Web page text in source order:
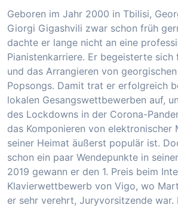
Geboren im Jahr 2000 in Tbilisi,
Giorgi Gigashvili zwar schon früh
dachte er lange nicht an eine
Pianistenkarriere. Er begeisterte sich
und das Arrangieren von
Popsongs. Damit trat er erfolgreich
lokalen Gesangswettbewerben auf,
des Lockdowns in der Corona-
das Komponieren von elektronischer
seiner Heimat äußerst populär ist.
schon ein paar Wendepunkte in
2019 gewann er den 1. Preis beim
Klavierwettbewerb von Vigo, wo
er sehr verehrt, Juryvorsitzende war.